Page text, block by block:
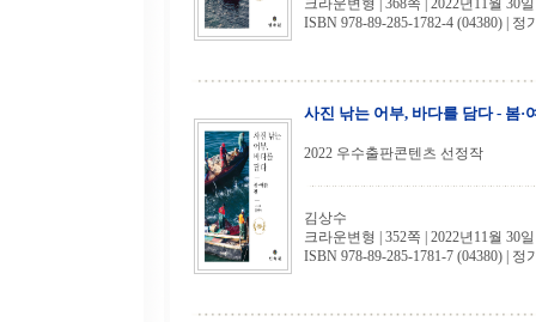
크라운변형 | 368쪽 | 2022년11월 30일
ISBN 978-89-285-1782-4 (04380) | 정
사진 낚는 어부, 바다를 담다 - 봄·
2022 우수출판콘텐츠 선정작
김상수
크라운변형 | 352쪽 | 2022년11월 30일
ISBN 978-89-285-1781-7 (04380) | 정